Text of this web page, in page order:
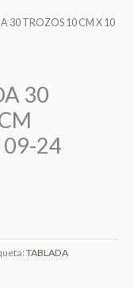
30 TROZOS 10 CM X 10
30
09-24
TABLADA